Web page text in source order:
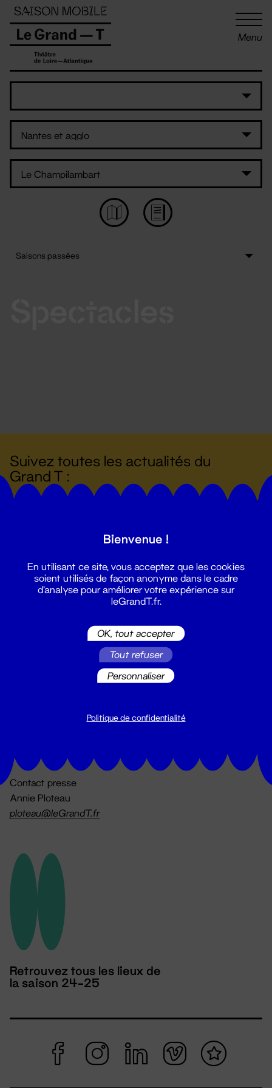
Menu
Suivez toutes les actualités du
Grand T :
billetterie@leGrandT.fr
Du lundi au vendredi 14h → 18h
Contact presse
Annie Ploteau
ploteau@leGrandT.fr
Retrouvez tous les lieux de
la saison 24-25
Panneau de gestion des cookies
Bienvenue !
En utilisant ce site, vous acceptez que les cookies
soient utilisés de façon anonyme dans le cadre
d'analyse pour améliorer votre expérience sur
leGrandT.fr.
OK, tout accepter
Tout refuser
Personnaliser
Politique de confidentialité